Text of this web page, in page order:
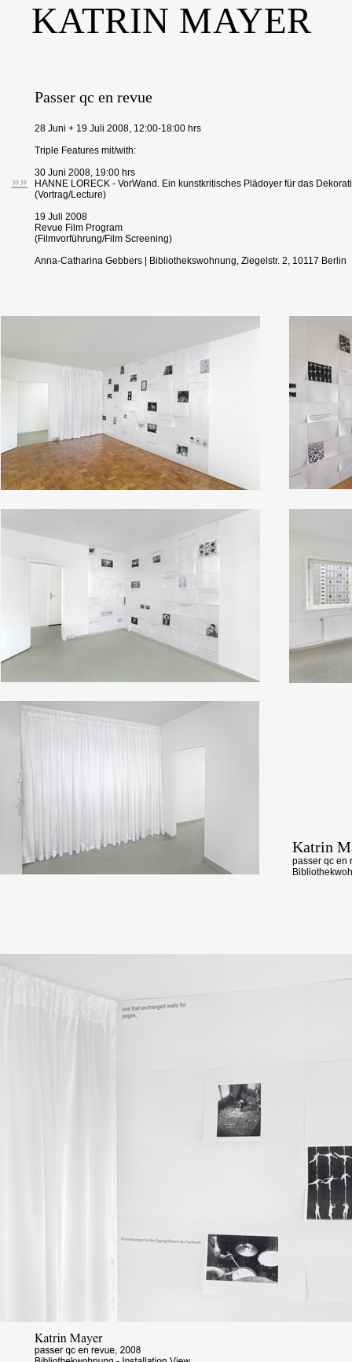
KATRIN MAYER
Passer qc en revue
28 Juni + 19 Juli 2008, 12:00-18:00 hrs
Triple Features mit/with:
30 Juni 2008, 19:00 hrs
HANNE LORECK - VorWand. Ein kunstkritisches Plädoyer für das
(Vortrag/Lecture)
19 Juli 2008
Revue Film Program
(Filmvorführung/Film Screening)
Anna-Catharina Gebbers | Bibliothekswohnung, Ziegelstr. 2, 10117 Berlin
»»
Katrin
passer qc en